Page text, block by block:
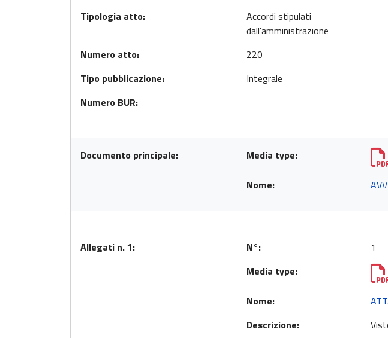
Tipologia atto:
Accordi stipulati
dall'amministrazione
Numero atto: 220
Tipo pubblicazione:
Integrale
Numero BUR:
Documento principale: Media type:
Nome:
Allegati n. 1: N°:
1
Media type:
Nome:
Descrizione: